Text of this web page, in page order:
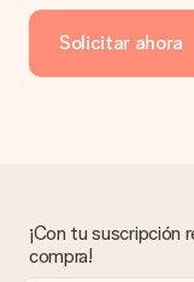
de crédito o
transferencia
entrega de tu regalo.
asunto contigo.
atención al cliente
buscaremos una
Solicitar ahora
¡Con tu suscripción
compra!